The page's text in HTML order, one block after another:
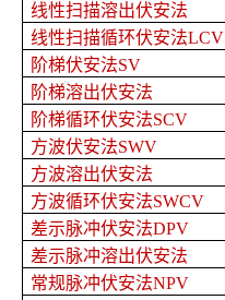
线性扫描溶出伏安法
线性扫描循环伏安法LCV
阶梯伏安法SV
阶梯溶出伏安法
阶梯循环伏安法SCV
方波伏安法SWV
方波溶出伏安法
方波循环伏安法SWCV
差示脉冲伏安法DPV
差示脉冲溶出伏安法
常规脉冲伏安法NPV